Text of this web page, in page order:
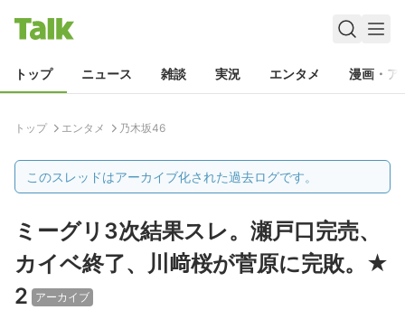
トップ ニュース 雑談 実況 エンタメ 漫画・ア
トップ エンタメ 乃木坂46
このスレッドはアーカイブ化された過去ログです。
ミーグリ3次結果スレ。瀬戸口完売、
カイベ終了、川﨑桜が菅原に完敗。★
2
アーカイブ